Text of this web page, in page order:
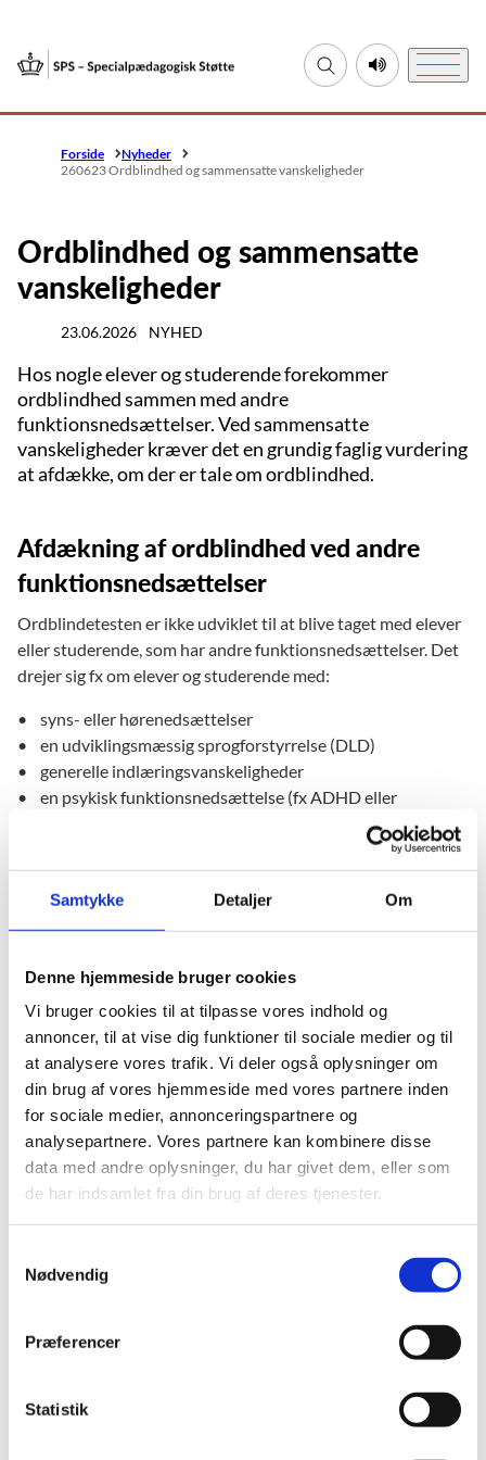
Samtykke Detaljer Om
Denne hjemmeside bruger cookies
Vi bruger cookies til at tilpasse vores indhold og
annoncer, til at vise dig funktioner til sociale medier og til
at analysere vores trafik. Vi deler også oplysninger om
din brug af vores hjemmeside med vores partnere inden
for sociale medier, annonceringspartnere og
analysepartnere. Vores partnere kan kombinere disse
data med andre oplysninger, du har givet dem, eller som
de har indsamlet fra din brug af deres tjenester.
Nødvendig
Præferencer
Statistik
Gå til forsiden Fold søgefelt udLyt til denne side
Menu
Forside
Nyheder
260623 Ordblindhed og sammensatte vanskeligheder
Ordblindhed og sammensatte
vanskeligheder
23.06.2026 NYHED
Hos nogle elever og studerende forekommer
ordblindhed sammen med andre
funktionsnedsættelser. Ved sammensatte
vanskeligheder kræver det en grundig faglig vurdering
at afdække, om der er tale om ordblindhed.
Afdækning af ordblindhed ved andre
funktionsnedsættelser
Ordblindetesten er ikke udviklet til at blive taget med elever
eller studerende, som har andre funktionsnedsættelser. Det
drejer sig fx om elever og studerende med:
• syns- eller hørenedsættelser
• en udviklingsmæssig sprogforstyrrelse (DLD)
• generelle indlæringsvanskeligheder
• en psykisk funktionsnedsættelse (fx ADHD eller
For disse elever eller studerende bør du ikke (kun) teste med
og rent faktisk gør et forsøg på at løse opgaven.
Krav til dokumentation ved ansøgning
om SPS
Du skal vedhæfte relevant dokumentation for de
skriftsproglige vanskeligheder, når du søger om SPS på
baggrund af ordblindhed hos en elev eller studerende med
andre funktionsnedsættelser.
fonologisk kodning, som kendetegner ordblindhed. Det kan
Ordblindetesten, skal du vedhæfte dokumentation, der
beskriver på hvilket grundlag Ordblindetesten er taget.